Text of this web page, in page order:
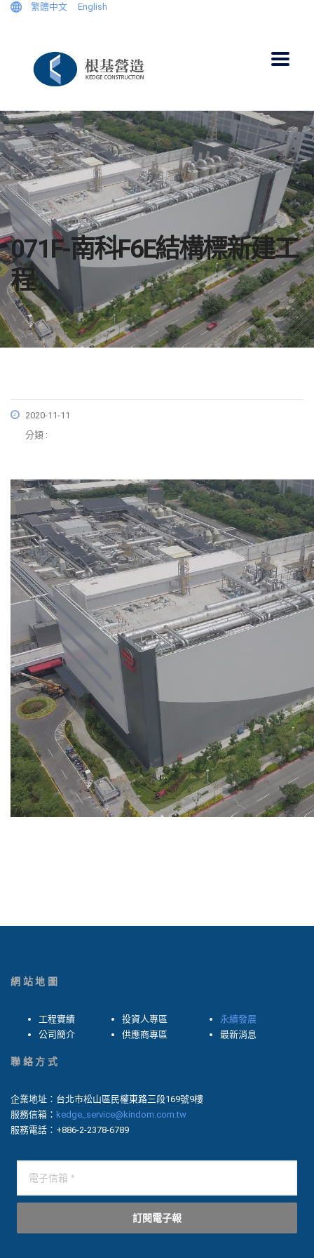
繁體中文 English
071F-南科F6E結構標新建工
程
2020-11-11
分類 :
網站地圖
工程實績
公司簡介
投資人專區
供應商專區
永續發展
最新消息
聯絡方式
企業地址：台北市松山區民權東路三段169號9樓
服務信箱： kedge_service@kindom.com.tw
服務電話：+886-2-2378-6789
訂閱電子報